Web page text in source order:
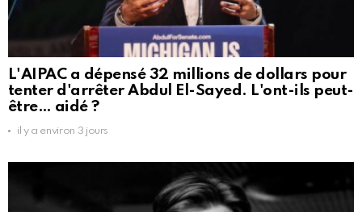
L'AIPAC a dépensé 32 millions de dollars pour
tenter d'arrêter Abdul El-Sayed. L'ont-ils peut-
être… aidé ?
il y a environ 3 jours